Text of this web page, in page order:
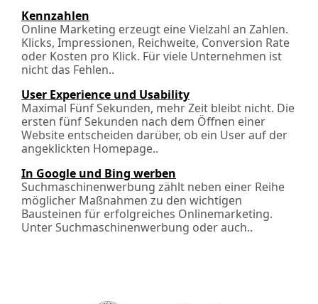
Kennzahlen
Online Marketing erzeugt eine Vielzahl an Zahlen.
Klicks, Impressionen, Reichweite, Conversion Rate
oder Kosten pro Klick. Für viele Unternehmen ist
nicht das Fehlen..
User Experience und Usability
Maximal Fünf Sekunden, mehr Zeit bleibt nicht. Die
ersten fünf Sekunden nach dem Öffnen einer
Website entscheiden darüber, ob ein User auf der
angeklickten Homepage..
In Google und Bing werben
Suchmaschinenwerbung zählt neben einer Reihe
möglicher Maßnahmen zu den wichtigen
Bausteinen für erfolgreiches Onlinemarketing.
Unter Suchmaschinenwerbung oder auch..